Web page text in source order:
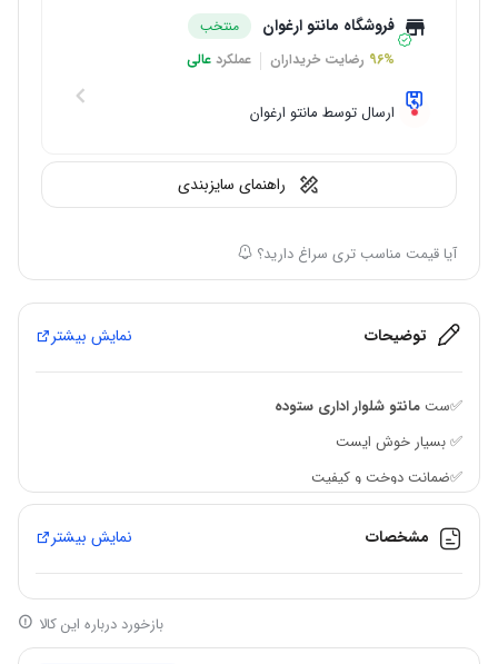
فروشگاه مانتو ارغوان
منتخب
96% رضایت خریداران عملکرد عالی
ارسال توسط مانتو ارغوان
راهنمای سایزبندی
آیا قیمت مناسب تری سراغ دارید؟
توضیحات نمایش بیشتر
✅ست مانتو شلوار اداری ستوده
✅ بسیار خوش ایست
✅ضمانت دوخت و کیفیت
✅شلوار ۱۰۰ تا ۱۰۵مشخصات نمایش بیشتر
بازخورد درباره این کالا